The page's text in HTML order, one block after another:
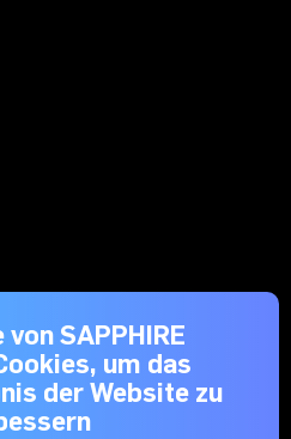
SAPPHIRE
um das
der Website zu
der Grafikkarte zeichnet sich